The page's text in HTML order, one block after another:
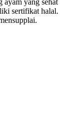
sertifikat halal.